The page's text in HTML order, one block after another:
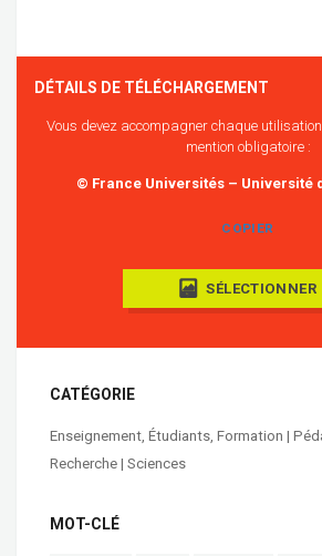
DÉTAILS DE TÉLÉCHARGEMENT
Vous devez accompagner chaque
mention obligatoire :
© France Universités – Université
COPIER
SÉLECTIONNER
CATÉGORIE
Enseignement, Étudiants, Formation |
Recherche | Sciences
MOT-CLÉ